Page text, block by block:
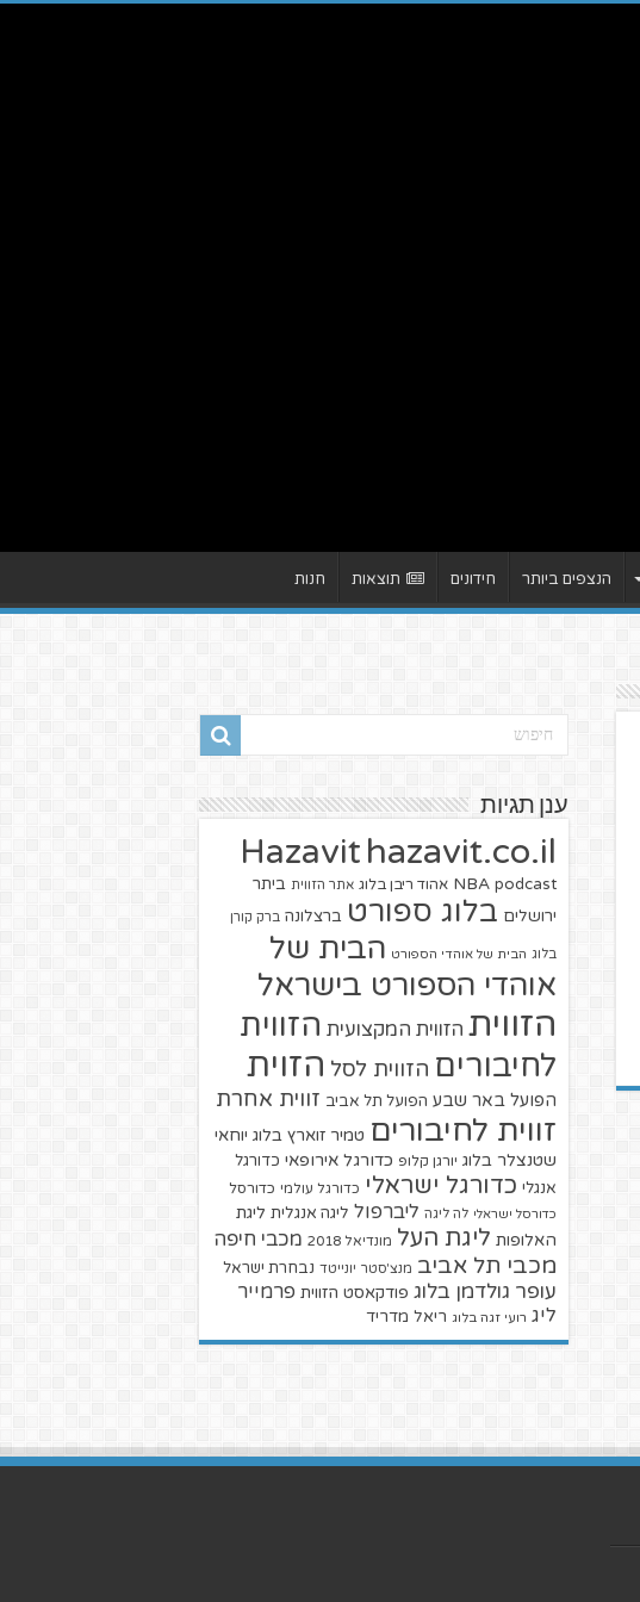
הנצפים ביותר חידונים תוצאות חנות
ענן תגיות
Hazavit hazavit.co.il
NBA podcast אהוד ריבן בלוג אתר הזווית ביתר
ירושלים בלוג ספורט ברצלונה ברק קורן
בלוג הבית של אוהדי הספורט הבית של
אוהדי הספורט בישראל
הזווית הזווית המקצועית הזווית
לחיבורים הזווית לסל הזוית
הפועל באר שבע הפועל תל אביב זווית אחרת
זווית לחיבורים טמיר זוארץ בלוג יוחאי
שטנצלר בלוג יורגן קלופ כדורגל אירופאי כדורגל
אנגלי כדורגל ישראלי כדורגל עולמי כדורסל
כדורסל ישראלי לה ליגה ליברפול ליגה אנגלית ליגת
האלופות ליגת העל מונדיאל 2018 מכבי חיפה
מכבי תל אביב מנצ'סטר יונייטד נבחרת ישראל
עופר גולדמן בלוג פודקאסט הזווית פרמייר
ליג רועי זגה בלוג ריאל מדריד